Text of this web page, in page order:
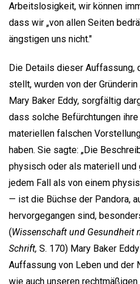
Arbeitslosigkeit, wir können
dass wir „von allen Seiten
ängstigen uns nicht."
Die Details dieser Auffassung,
stellt, wurden von der Gründerin
Mary Baker Eddy, sorgfältig
dass solche Befürchtungen
materiellen falschen
haben. Sie sagte: „Die
physisch oder als materiell
jedem Fall als von einem
— ist die Büchse der Pandora,
hervorgegangen sind,
(Wissenschaft und Gesundheit
Schrift, S. 170) Mary Baker
Auffassung von Leben und der
wie auch unseren